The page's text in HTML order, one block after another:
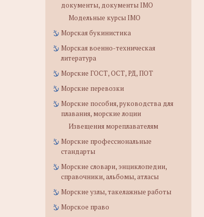
документы, документы IMO
Модельные курсы IMO
Морская букинистика
Морская военно-техническая
литература
Морские ГОСТ, ОСТ, РД, ПОТ
Морские перевозки
Морские пособия, руководства для
плавания, морские лоции
Извещения мореплавателям
Морские профессиональные
стандарты
Морские словари, энциклопедии,
справочники, альбомы, атласы
Морские узлы, такелажные работы
Морское право